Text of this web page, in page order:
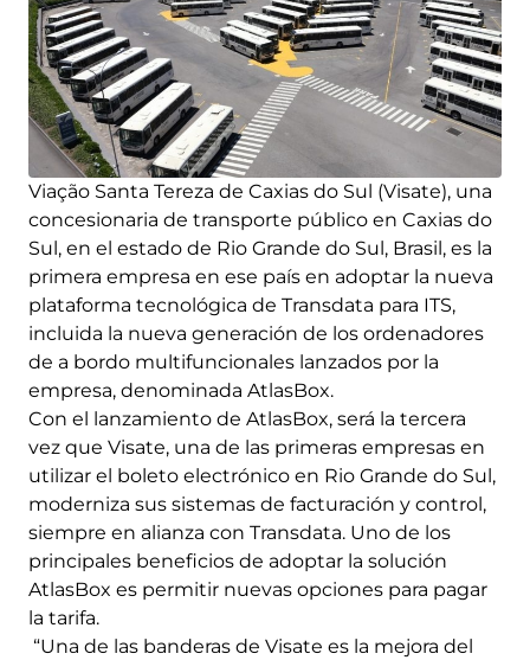
Viação Santa Tereza de Caxias do Sul (Visate), una
concesionaria de transporte público en Caxias do
Sul, en el estado de Rio Grande do Sul, Brasil, es la
primera empresa en ese país en adoptar la nueva
plataforma tecnológica de Transdata para ITS,
incluida la nueva generación de los ordenadores
de a bordo multifuncionales lanzados por la
empresa, denominada AtlasBox.
Con el lanzamiento de AtlasBox, será la tercera
vez que Visate, una de las primeras empresas en
utilizar el boleto electrónico en Rio Grande do Sul,
moderniza sus sistemas de facturación y control,
siempre en alianza con Transdata. Uno de los
principales beneficios de adoptar la solución
AtlasBox es permitir nuevas opciones para pagar
la tarifa.
“Una de las banderas de Visate es la mejora del